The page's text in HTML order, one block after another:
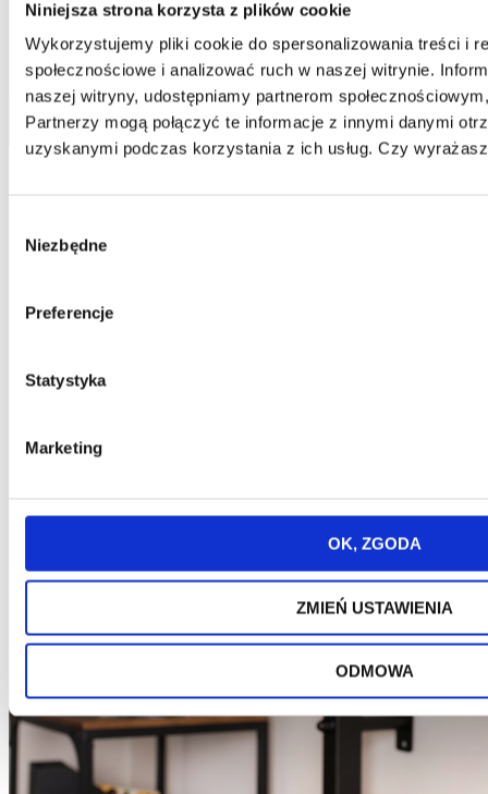
Niniejsza strona korzysta z plików cookie
Wykorzystujemy pliki cookie do spersonalizowania treści i
społecznościowe i analizować ruch w naszej witrynie.
naszej witryny, udostępniamy partnerom
Partnerzy mogą połączyć te informacje z innymi danymi
uzyskanymi podczas korzystania z ich usług. Czy
zgody
Niezbędne
Preferencje
Statystyka
Marketing
OK, ZGODA
ZMIEŃ USTAWIENIA
ODMOWA